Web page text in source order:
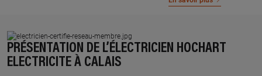
PRÉSENTATION DE L’ÉLECTRICIEN HOCHART
ELECTRICITE À CALAIS